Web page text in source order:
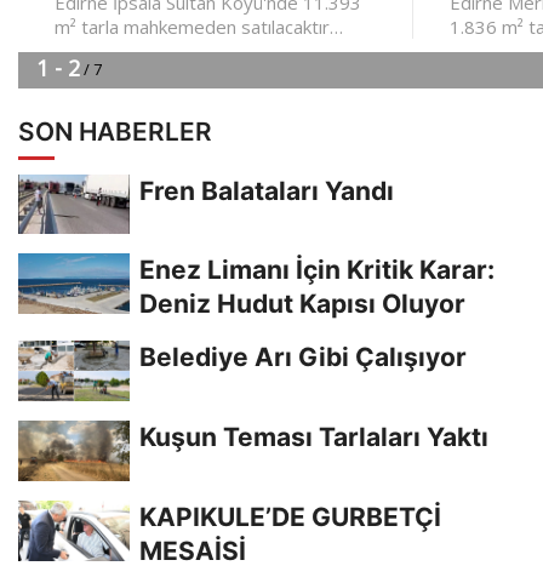
SON HABERLER
Fren Balataları Yandı
Enez Limanı İçin Kritik Karar:
Deniz Hudut Kapısı Oluyor
Belediye Arı Gibi Çalışıyor
Kuşun Teması Tarlaları Yaktı
KAPIKULE’DE GURBETÇİ
MESAİSİ